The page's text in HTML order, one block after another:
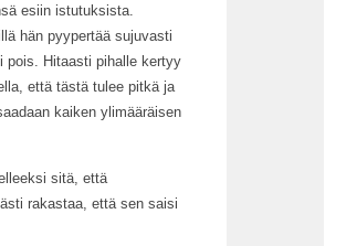
esiin istutuksista.
hän pyypertää sujuvasti
pois. Hitaasti pihalle kertyy
että tästä tulee pitkä ja
kaiken ylimääräisen
sitä, että
rakastaa, että sen saisi